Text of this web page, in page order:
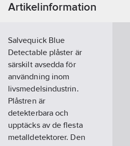
Artikelinformation
Salvequick Blue
Detectable plåster är
särskilt avsedda för
användning inom
livsmedelsindustrin.
Plåstren är
detekterbara och
upptäcks av de flesta
metalldetektorer. Den